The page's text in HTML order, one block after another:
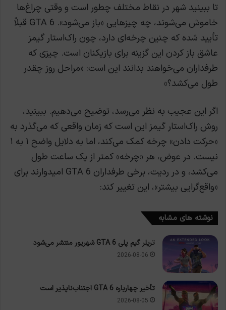
تا ببینید شهر در نقاط مختلف چطور است و وقتی چراغ‌ها
خاموش می‌شوند، چه چیزهایی «باز می‌شود». GTA 6 قبلاً
تأیید شده که چنین چرخه‌ای دارد، چون راک‌استار گیمز
عاشق باز کردن این گزینه برای بازیکنان است. چیزی که
طرفداران می‌خواهند بدانند این است: «مراحل روز چقدر
طول می‌کشد؟»
اگر این عجیب به نظر می‌رسد، توضیح می‌دهیم. ببینید،
روش راک‌استار گیمز این است که زمان واقعی که می‌گذرد به
«حرکت دادن» چرخه کمک می‌کند، اما به دلایل واضح ۱ به ۱
نیست. در عوض، هر «چرخه» کمتر از یک ساعت طول
می‌کشد، و در ردیت، برخی طرفداران GTA 6 امیدوارند برای
«واقع‌گرایی بیشتر»، این تغییر کند:
نوشته های مشابه
تریلر گیم پلی GTA 6 شهریور منتشر می‌شود
2026-08-06
تأخیر چهارباره GTA 6 اجتناب‌ناپذیر است
2026-08-05